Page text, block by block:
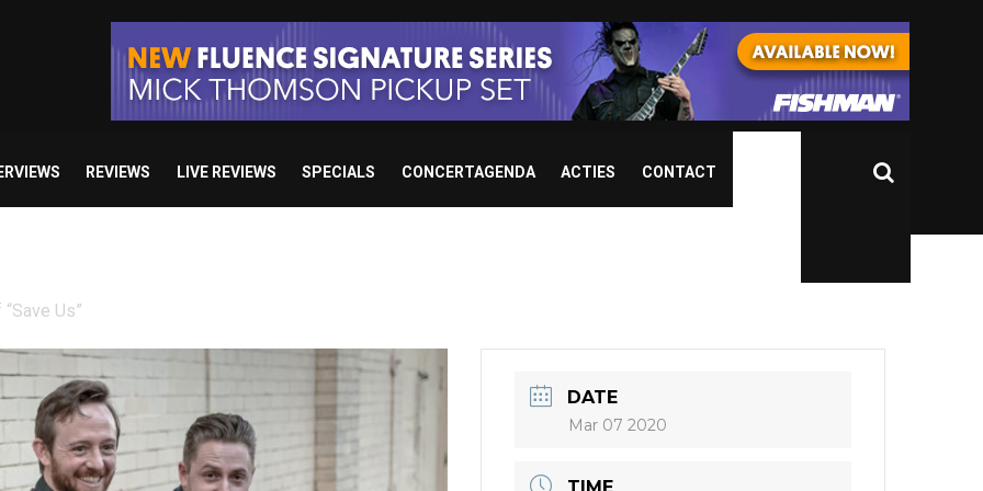
REVIEWS LIVE REVIEWS SPECIALS CONCERTAGENDA ACTIES CONTACT
DATE
Mar 07 2020